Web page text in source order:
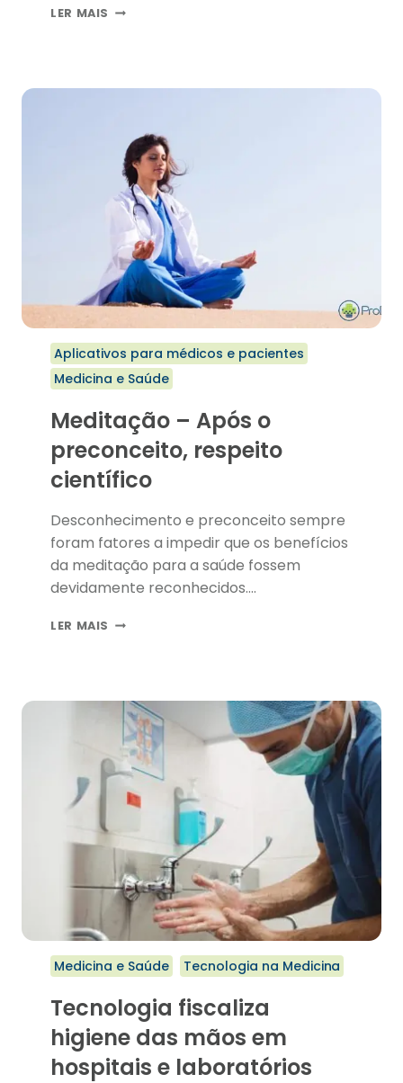
LER MAIS MULHERES
Aplicativos para médicos e pacientes
Medicina e Saúde
Meditação – Após o
preconceito, respeito
científico
Desconhecimento e preconceito sempre
foram fatores a impedir que os benefícios
da meditação para a saúde fossem
devidamente reconhecidos….
LER MAIS MEDITAÇÃO
RESPEITO
CIENTÍFICO
Medicina e Saúde Tecnologia na Medicina
Tecnologia fiscaliza
higiene das mãos em
hospitais e laboratórios